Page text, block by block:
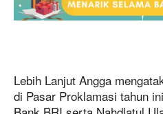
Lebih Lanjut Angga
di Pasar Proklamasi tahun